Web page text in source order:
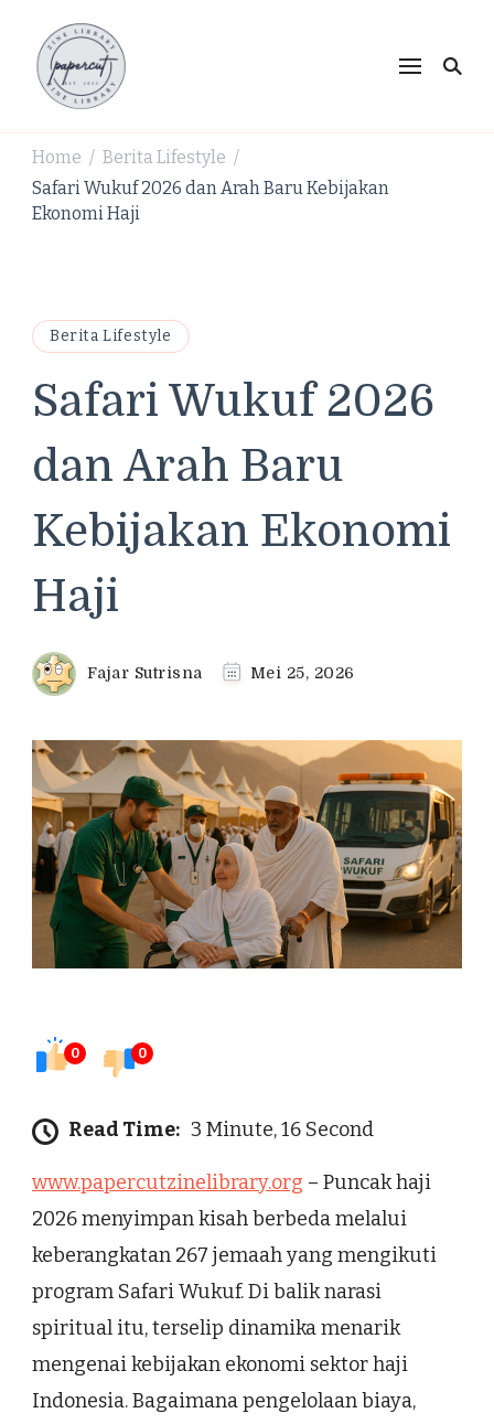
PaperCut Zine Library |
Produktivitas & Inspirasi
Kreatif
Ikuti cerita gaya hidup, kebiasaan positif, serta
Home / Berita Lifestyle /
Safari Wukuf 2026 dan Arah Baru Kebijakan
Ekonomi Haji
Berita Lifestyle
Safari Wukuf 2026
dan Arah Baru
Kebijakan Ekonomi
Haji
Fajar Sutrisna Mei 25, 2026
0 0
Read Time: 3 Minute, 16 Second
www.papercutzinelibrary.org – Puncak haji
2026 menyimpan kisah berbeda melalui
keberangkatan 267 jemaah yang mengikuti
program Safari Wukuf. Di balik narasi
spiritual itu, terselip dinamika menarik
mengenai kebijakan ekonomi sektor haji
Indonesia. Bagaimana pengelolaan biaya,